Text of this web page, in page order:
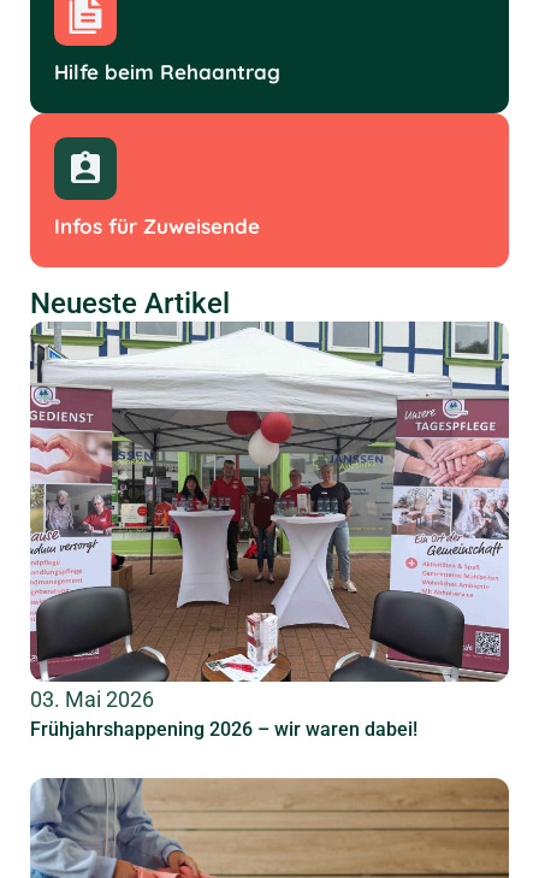
Hilfe beim Rehaantrag
Infos für Zuweisende
Neueste Artikel
03. Mai 2026
Frühjahrshappening 2026 – wir waren dabei!